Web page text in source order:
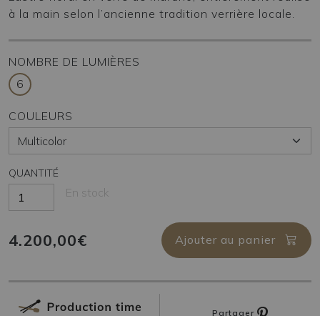
à la main selon l’ancienne tradition verrière locale.
NOMBRE DE LUMIÈRES
6
COULEURS
QUANTITÉ
En stock
4.200,00€ Ajouter au panier
Partager